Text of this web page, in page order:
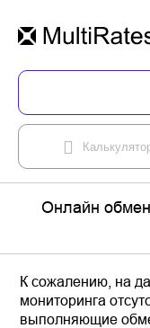
Онлайн
К сожалению, на
мониторинга
выполняющие